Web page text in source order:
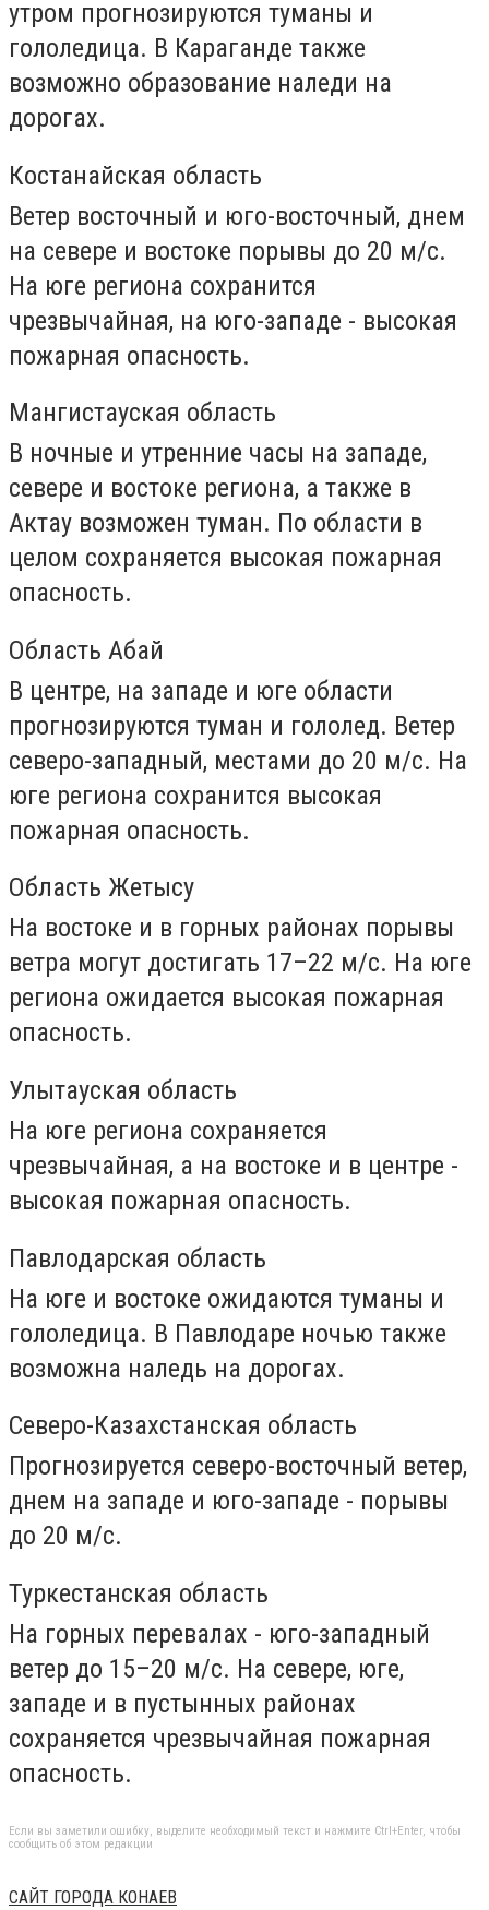
утром прогнозируются туманы и
гололедица. В Караганде также
возможно образование наледи на
дорогах.
Костанайская область
Ветер восточный и юго-восточный, днем
на севере и востоке порывы до 20 м/с.
На юге региона сохранится
чрезвычайная, на юго-западе - высокая
пожарная опасность.
Мангистауская область
В ночные и утренние часы на западе,
севере и востоке региона, а также в
Актау возможен туман. По области в
целом сохраняется высокая пожарная
опасность.
Область Абай
В центре, на западе и юге области
прогнозируются туман и гололед. Ветер
северо-западный, местами до 20 м/с. На
юге региона сохранится высокая
пожарная опасность.
Область Жетысу
На востоке и в горных районах порывы
ветра могут достигать 17–22 м/с. На юге
региона ожидается высокая пожарная
опасность.
Улытауская область
На юге региона сохраняется
чрезвычайная, а на востоке и в центре -
высокая пожарная опасность.
Павлодарская область
На юге и востоке ожидаются туманы и
гололедица. В Павлодаре ночью также
возможна наледь на дорогах.
Северо-Казахстанская область
Прогнозируется северо-восточный ветер,
днем на западе и юго-западе - порывы
до 20 м/с.
Туркестанская область
На горных перевалах - юго-западный
ветер до 15–20 м/с. На севере, юге,
западе и в пустынных районах
сохраняется чрезвычайная пожарная
опасность.
Если вы заметили ошибку, выделите необходимый текст и нажмите Ctrl+Enter, чтобы
сообщить об этом редакции
САЙТ ГОРОДА КОНАЕВ